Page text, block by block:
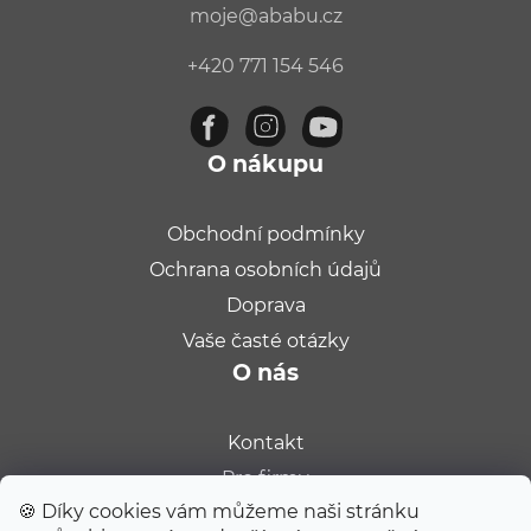
🍪 Díky cookies vám můžeme naši stránku
moje@ababu.cz
+420 771 154 546
O nákupu
Obchodní podmínky
Ochrana osobních údajů
Doprava
Vaše časté otázky
O nás
Kontakt
Pro firmy
Velkoobchod